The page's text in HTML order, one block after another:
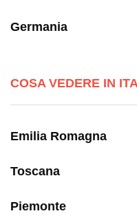
Germania
COSA VEDERE IN
Emilia Romagna
Toscana
Piemonte